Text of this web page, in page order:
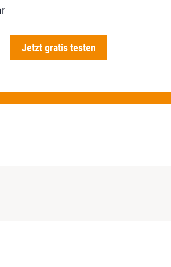
Jetzt gratis testen